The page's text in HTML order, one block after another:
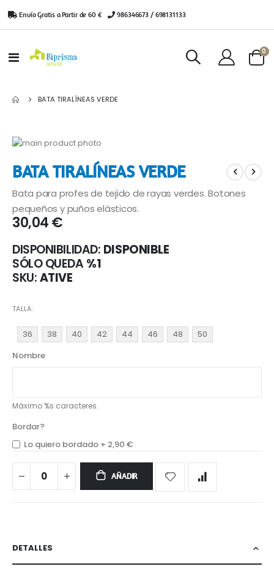
Envío Gratis a Partir de 60 € | 986346673 / 698131133
Toggle
Cart
0
BATA TIRALÍNEAS VERDE
Saltar
final
de
la
galería
de
imágenes
al
comienzo
de
la
galería
imágenes
BATA TIRALÍNEAS VERDE
Bata para profes de tejido de rayas verdes. Botones
pequeños y puños elásticos.
30,04 €
DISPONIBILIDAD: DISPONIBLE
SÓLO QUEDA %1
SKU ATIVE
TALLA
36 38 40 42 44 46 48
50
Nombre
Máximo %s caracteres.
Bordar?
Lo quiero bordado + 2,90 €
AÑADIR
DETALLES